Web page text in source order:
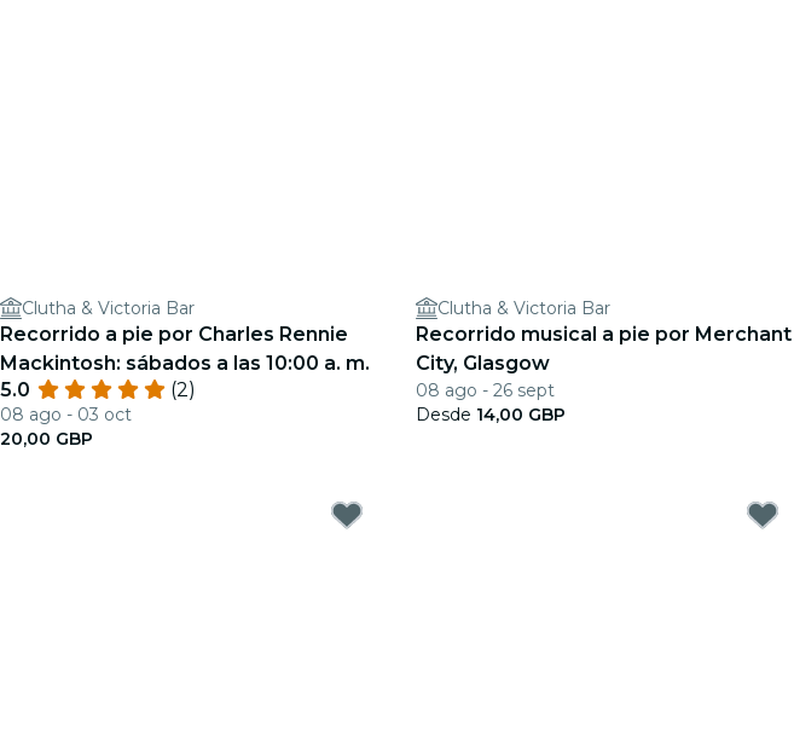
Clutha & Victoria Bar
Recorrido a pie por Charles Rennie
Mackintosh: sábados a las 10:00 a. m.
5.0
(2)
08 ago - 03 oct
20,00 GBP
Clutha & Victoria Bar
Recorrido musical a pie por Merchant
City, Glasgow
08 ago - 26 sept
Desde 14,00 GBP